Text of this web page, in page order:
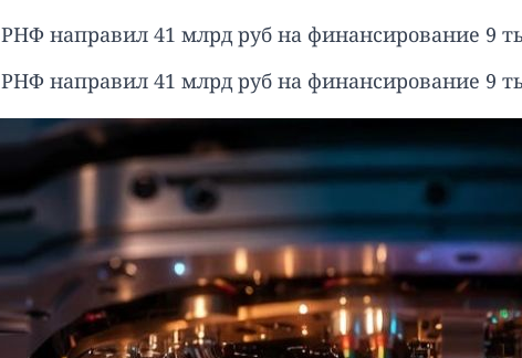
РНФ направил 41 млрд руб на финансирование 9
РНФ направил 41 млрд руб на финансирование 9